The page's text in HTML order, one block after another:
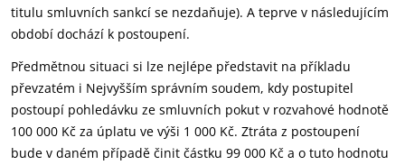
titulu smluvních sankcí se nezdaňuje). A teprve v následujícím
období dochází k postoupení.
Předmětnou situaci si lze nejlépe představit na příkladu
převzatém i Nejvyšším správním soudem, kdy postupitel
postoupí pohledávku ze smluvních pokut v rozvahové hodnotě
100 000 Kč za úplatu ve výši 1 000 Kč. Ztráta z postoupení
bude v daném případě činit částku 99 000 Kč a o tuto hodnotu